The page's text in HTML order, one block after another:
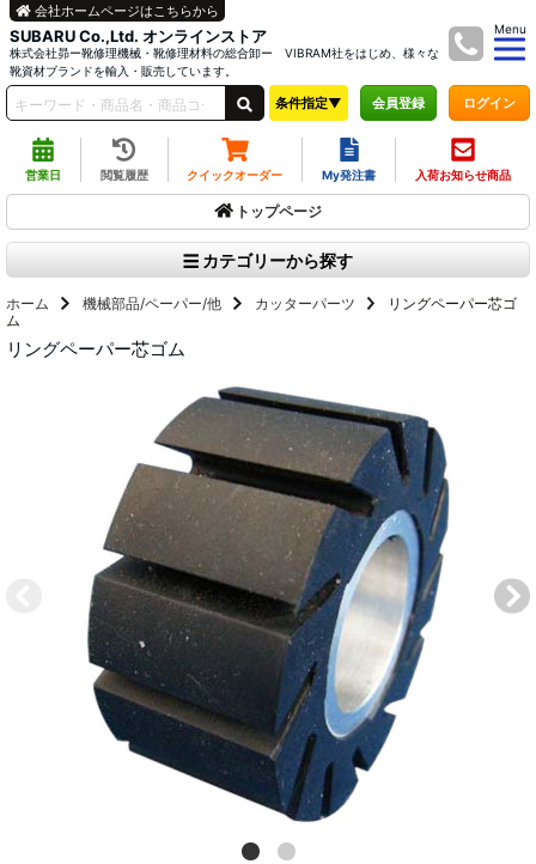
SUBARU Co.,Ltd. オンラインストア
株式会社昴ー靴修理機械・靴修理材料の総合卸ー VIBRAM社をはじめ、様々な
靴資材ブランドを輸入・販売しています。
Menu
会社ホームページはこちらから
条件指定▼ 会員登録 ログイン
営業日 閲覧履歴 クイックオーダー My発注書 入荷お知らせ商品
トップページ
カテゴリーから探す
ホーム 機械部品/ペーパー/他 カッターパーツ
リングペーパー芯ゴ
ム
リングペーパー芯ゴム